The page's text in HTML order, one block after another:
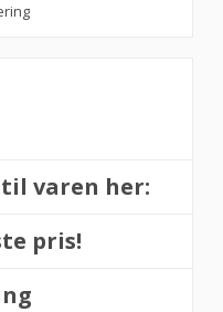
varen her:
pris!